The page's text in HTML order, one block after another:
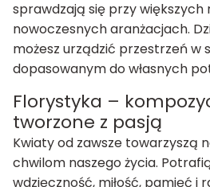
sprawdzają się przy większych
nowoczesnych aranżacjach.
możesz urządzić przestrzeń w
dopasowanym do własnych
Florystyka –
tworzone z pasją
Kwiaty od zawsze towarzyszą
chwilom naszego życia.
wdzięczność, miłość, pamięć i